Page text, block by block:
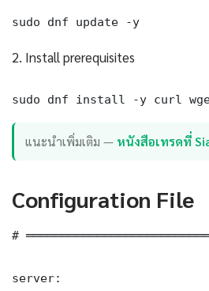
sudo dnf update -y
2. Install prerequisites
sudo dnf install -y curl
แนะนำเพิ่มเติม — หนังสือเทรดที่
Configuration File
#
server: